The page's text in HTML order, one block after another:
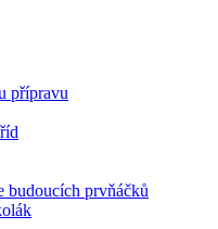
přípravu
budoucích prvňáčků